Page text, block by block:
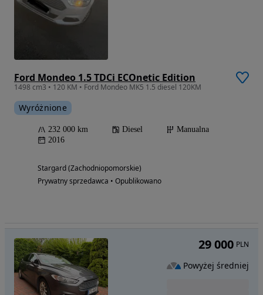
Ford Mondeo 1.5 TDCi ECOnetic Edition
1498 cm3 • 120 KM • Ford Mondeo MK5 1.5 diesel 120KM
Wyróżnione
232 000 km Diesel
Manualna
2016
Stargard (Zachodniopomorskie)
Prywatny sprzedawca • Opublikowano
29 000 PLN
Powyżej średniej